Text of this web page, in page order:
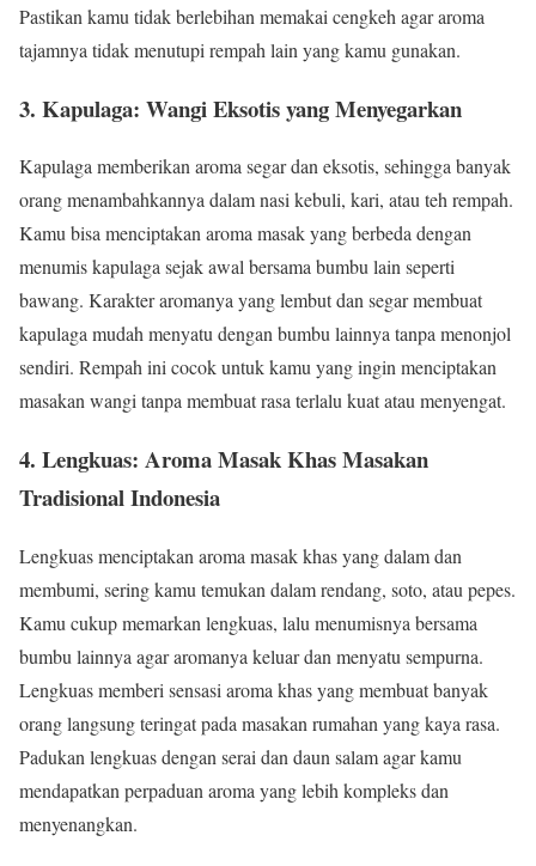
Pastikan kamu tidak berlebihan memakai cengkeh agar aroma
tajamnya tidak menutupi rempah lain yang kamu gunakan.
3. Kapulaga: Wangi Eksotis yang Menyegarkan
Kapulaga memberikan aroma segar dan eksotis, sehingga banyak
orang menambahkannya dalam nasi kebuli, kari, atau teh rempah.
Kamu bisa menciptakan aroma masak yang berbeda dengan
menumis kapulaga sejak awal bersama bumbu lain seperti
bawang. Karakter aromanya yang lembut dan segar membuat
kapulaga mudah menyatu dengan bumbu lainnya tanpa menonjol
sendiri. Rempah ini cocok untuk kamu yang ingin menciptakan
masakan wangi tanpa membuat rasa terlalu kuat atau menyengat.
4. Lengkuas: Aroma Masak Khas Masakan
Tradisional Indonesia
Lengkuas menciptakan aroma masak khas yang dalam dan
membumi, sering kamu temukan dalam rendang, soto, atau pepes.
Kamu cukup memarkan lengkuas, lalu menumisnya bersama
bumbu lainnya agar aromanya keluar dan menyatu sempurna.
Lengkuas memberi sensasi aroma khas yang membuat banyak
orang langsung teringat pada masakan rumahan yang kaya rasa.
Padukan lengkuas dengan serai dan daun salam agar kamu
mendapatkan perpaduan aroma yang lebih kompleks dan
menyenangkan.